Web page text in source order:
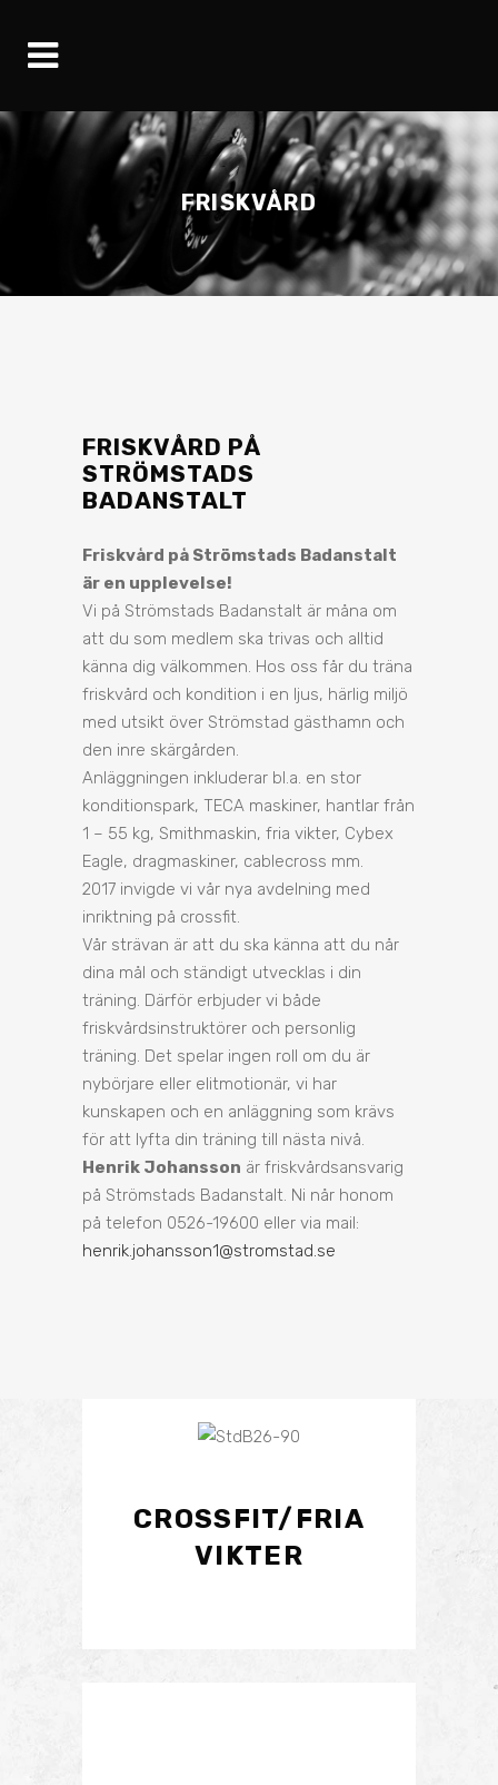
FRISKVÅRD
FRISKVÅRD PÅ
STRÖMSTADS
BADANSTALT
Friskvård på Strömstads Badanstalt
är en upplevelse!
Vi på Strömstads Badanstalt är måna om
att du som medlem ska trivas och alltid
känna dig välkommen. Hos oss får du träna
friskvård och kondition i en ljus, härlig miljö
med utsikt över Strömstad gästhamn och
den inre skärgården.
Anläggningen inkluderar bl.a. en stor
konditionspark, TECA maskiner, hantlar från
1 – 55 kg, Smithmaskin, fria vikter, Cybex
Eagle, dragmaskiner, cablecross mm.
2017 invigde vi vår nya avdelning med
inriktning på crossfit.
Vår strävan är att du ska känna att du når
dina mål och ständigt utvecklas i din
träning. Därför erbjuder vi både
friskvårdsinstruktörer och personlig
träning. Det spelar ingen roll om du är
nybörjare eller elitmotionär, vi har
kunskapen och en anläggning som krävs
för att lyfta din träning till nästa nivå.
Henrik Johansson är friskvårdsansvarig
på Strömstads Badanstalt. Ni når honom
på telefon 0526-19600 eller via mail:
henrik.johansson1@stromstad.se
CROSSFIT/FRIA
VIKTER